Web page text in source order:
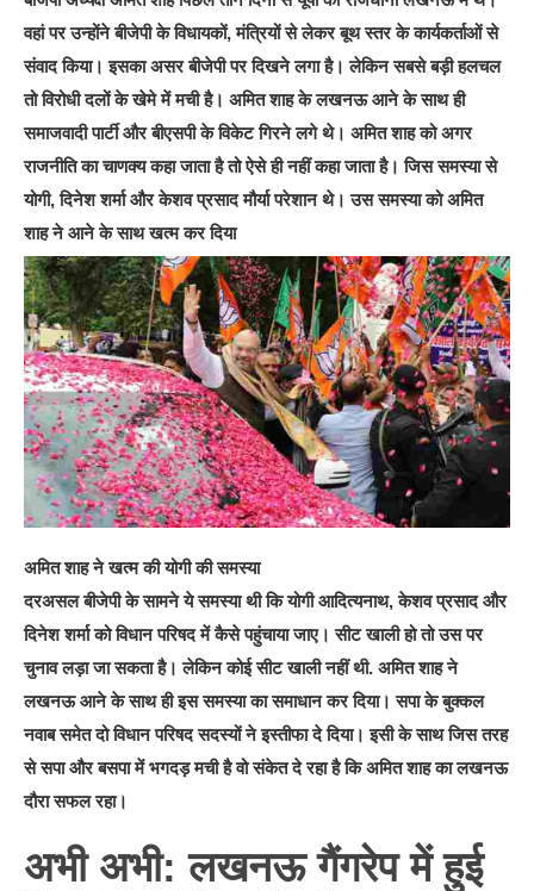
वहां पर उन्होंने बीजेपी के विधायकों, मंत्रियों से लेकर बूथ स्तर के कार्यकर्ताओं से
संवाद किया। इसका असर बीजेपी पर दिखने लगा है। लेकिन सबसे बड़ी हलचल
तो विरोधी दलों के खेमे में मची है। अमित शाह के लखनऊ आने के साथ ही
समाजवादी पार्टी और बीएसपी के विकेट गिरने लगे थे। अमित शाह को अगर
राजनीति का चाणक्य कहा जाता है तो ऐसे ही नहीं कहा जाता है। जिस समस्या से
योगी, दिनेश शर्मा और केशव प्रसाद मौर्या परेशान थे। उस समस्या को अमित
शाह ने आने के साथ खत्म कर दिया
अमित शाह ने खत्म की योगी की समस्या
दरअसल बीजेपी के सामने ये समस्या थी कि योगी आदित्यनाथ, केशव प्रसाद और
दिनेश शर्मा को विधान परिषद में कैसे पहुंचाया जाए। सीट खाली हो तो उस पर
चुनाव लड़ा जा सकता है। लेकिन कोई सीट खाली नहीं थी. अमित शाह ने
लखनऊ आने के साथ ही इस समस्या का समाधान कर दिया। सपा के बुक्कल
नवाब समेत दो विधान परिषद सदस्यों ने इस्तीफा दे दिया। इसी के साथ जिस तरह
से सपा और बसपा में भगदड़ मची है वो संकेत दे रहा है कि अमित शाह का लखनऊ
दौरा सफल रहा।
अभी अभी: लखनऊ गैंगरेप में हुई